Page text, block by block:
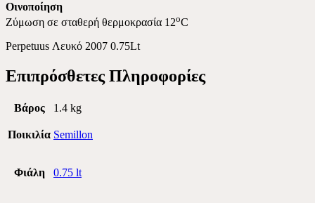
Οινοποίηση
Ζύμωση σε σταθερή θερμοκρασία 12oC
Perpetuus Λευκό 2007 0.75Lt
Επιπρόσθετες Πληροφορίες
Βάρος 1.4 kg
Ποικιλία Semillon
Φιάλη 0.75 lt